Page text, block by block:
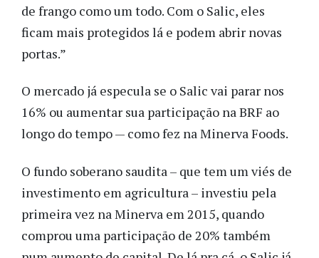
de frango como um todo. Com o Salic, eles
ficam mais protegidos lá e podem abrir novas
portas.”
O mercado já especula se o Salic vai parar nos
16% ou aumentar sua participação na BRF ao
longo do tempo — como fez na Minerva Foods.
O fundo soberano saudita – que tem um viés de
investimento em agricultura – investiu pela
primeira vez na Minerva em 2015, quando
comprou uma participação de 20% também